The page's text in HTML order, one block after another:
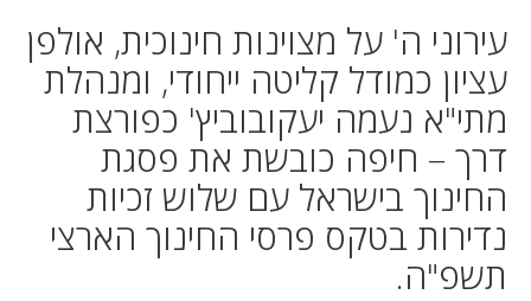
עירוני ה' על מצוינות חינוכית, אולפן
עציון כמודל קליטה ייחודי, ומנהלת
מתי"א נעמה יעקובוביץ' כפורצת
דרך – חיפה כובשת את פסגת
החינוך בישראל עם שלוש זכיות
נדירות בטקס פרסי החינוך הארצי
תשפ"ה.